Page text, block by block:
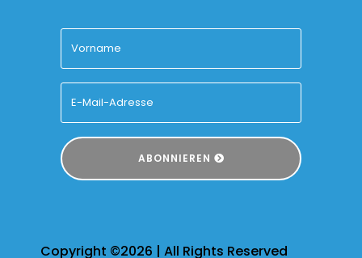
ABONNIEREN
Copyright ©2026 | All Rights Reserved